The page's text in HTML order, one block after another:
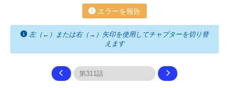
エラーを報告
左（←）または右（→）矢印を使用してチャプターを切り替
えます